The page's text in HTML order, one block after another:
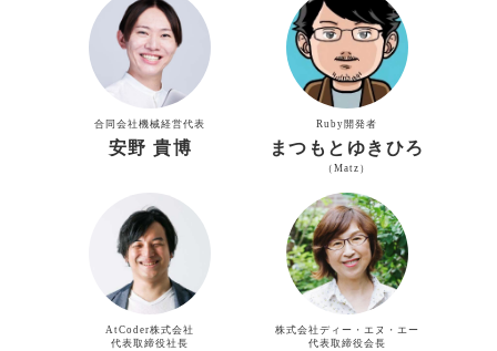
合同会社機械経営代表
安野 貴博
Ruby開発者
まつもとゆきひろ
（Matz）
AtCoder株式会社
代表取締役社長
株式会社ディー・エヌ・エー
代表取締役会長